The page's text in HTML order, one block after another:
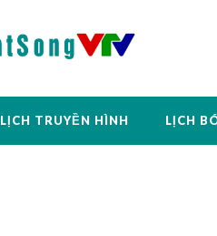
LỊCH TRUYỀN HÌNH LỊCH